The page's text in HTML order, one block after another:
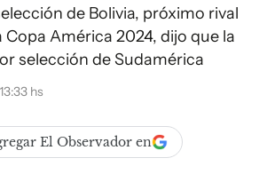
de Bolivia, próximo rival
Copa América 2024, dijo que la
selección de Sudamérica
13:33 hs
El Observador en